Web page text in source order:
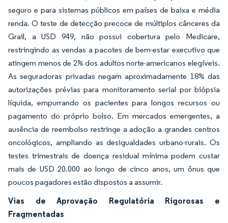
seguro e para sistemas públicos em países de baixa e média
renda. O teste de detecção precoce de múltiplos cânceres da
Grail, a USD 949, não possui cobertura pelo Medicare,
restringindo as vendas a pacotes de bem-estar executivo que
atingem menos de 2% dos adultos norte-americanos elegíveis.
As seguradoras privadas negam aproximadamente 18% das
autorizações prévias para monitoramento serial por biópsia
líquida, empurrando os pacientes para longos recursos ou
pagamento do próprio bolso. Em mercados emergentes, a
ausência de reembolso restringe a adoção a grandes centros
oncológicos, ampliando as desigualdades urbano-rurais. Os
testes trimestrais de doença residual mínima podem custar
mais de USD 20.000 ao longo de cinco anos, um ônus que
poucos pagadores estão dispostos a assumir.
Vias de Aprovação Regulatória Rigorosas e
Fragmentadas